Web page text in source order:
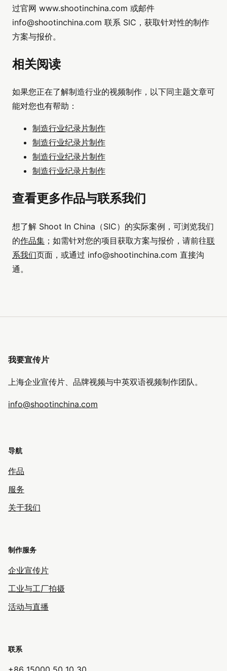
过官网 www.shootinchina.com 或邮件
info@shootinchina.com 联系 SIC，获取针对性的制作
方案与报价。
相关阅读
如果您正在了解制造行业的视频制作，以下同主题文章可
能对您也有帮助：
制造行业纪录片制作
制造行业纪录片制作
制造行业纪录片制作
制造行业纪录片制作
查看更多作品与联系我们
想了解 Shoot In China（SIC）的实际案例，可浏览我们
的作品集 ；如需针对您的项目获取方案与报价，请前往联
系我们页面，或通过 info@shootinchina.com 直接沟
通。
我要宣传片
上海企业宣传片、品牌视频与中英双语视频制作团队。
info@shootinchina.com
导航
作品
服务
关于我们
制作服务
企业宣传片
工业与工厂拍摄
活动与直播
联系